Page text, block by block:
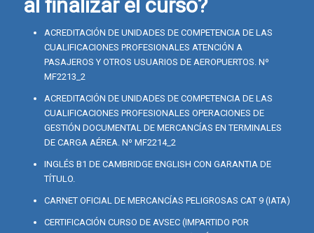
al finalizar el curso?
ACREDITACIÓN DE UNIDADES DE COMPETENCIA DE LAS
CUALIFICACIONES PROFESIONALES ATENCIÓN A
PASAJEROS Y OTROS USUARIOS DE AEROPUERTOS. Nº
MF2213_2
ACREDITACIÓN DE UNIDADES DE COMPETENCIA DE LAS
CUALIFICACIONES PROFESIONALES OPERACIONES DE
GESTIÓN DOCUMENTAL DE MERCANCÍAS EN TERMINALES
DE CARGA AÉREA. Nº MF2214_2
INGLÉS B1 DE CAMBRIDGE ENGLISH CON GARANTIA DE
TÍTULO.
CARNET OFICIAL DE MERCANCÍAS PELIGROSAS CAT 9 (IATA)
CERTIFICACIÓN CURSO DE AVSEC (IMPARTIDO POR